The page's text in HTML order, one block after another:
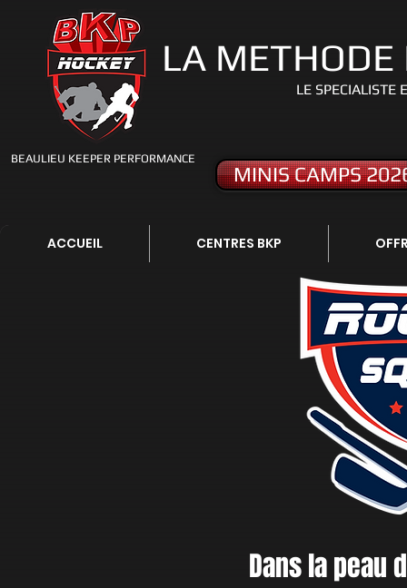
LA METHODE
LE SPECIALISTE
BEAULIEU KEEPER PERFORMANCE
MINIS CAMPS
ACCUEIL CENTRES BKP
Dans la peau